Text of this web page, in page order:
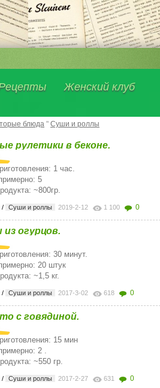
Женский клуб
блюда " Суши и роллы
рулетики в беконе.
1 час.
5
~800гр.
/ Суши и роллы 2019-2-12 1 100 0
огурцов.
30 минут.
20 штук
~1,5 кг.
/ Суши и роллы 2017-3-02 618 0
с говядиной.
15 мин
2 .
~550 гр.
/ Суши и роллы 2017-2-27 631 0